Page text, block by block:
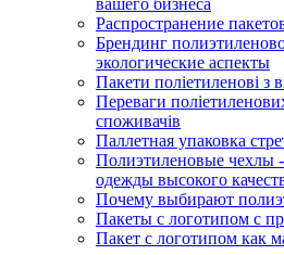
Распространение
Брендинг
экологические аспекты
Пакети поліетиленові
Переваги
споживачів
Паллетная упаковка
Полиэтиленовые чехлы
одежды высокого
Почему выбирают
Пакеты с логотипом с
Пакет с логотипом как